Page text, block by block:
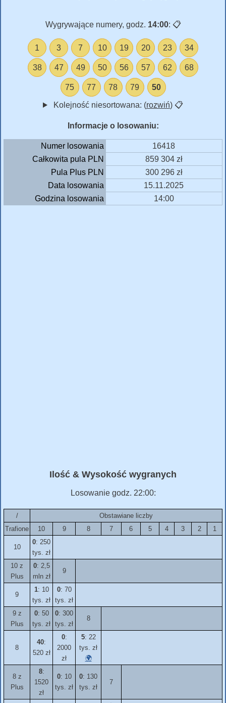
Wygrywające numery, godz. 14:00: 📋
1 3 7 10 19 20 23 34
38 47 49 50 56 57 62 68
75 77 78 79 50
Kolejność niesortowana: (rozwiń) 📋
Informacje o losowaniu:
Numer losowania
16418
Całkowita pula PLN
859 304 zł
Pula Plus PLN
300 296 zł
Data losowania
15.11.2025
Godzina losowania
14:00
Ilość & Wysokość wygranych
Losowanie godz. 22:00:
/
Obstawiane liczby
Trafione
10 9 8 7 6 5 4 3 2 1
10
0: 250
tys. zł
10 z
Plus
0: 2,5
mln zł
9
9
1: 10
tys. zł
0: 70
tys. zł
9 z
Plus
0: 50
tys. zł
0: 300
tys. zł
8
8
40:
520 zł
0:
2000
zł
5: 22
tys. zł
🌍
8 z
Plus
8:
1520
zł
0: 10
tys. zł
0: 130
tys. zł
7